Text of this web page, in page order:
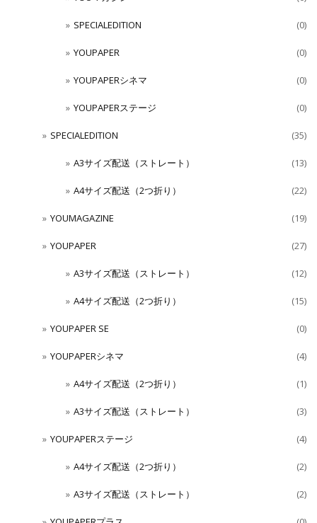
SPECIALEDITION (0)
YOUPAPER (0)
YOUPAPERシネマ (0)
YOUPAPERステージ (0)
SPECIALEDITION (35)
A3サイズ配送（ストレート） (13)
A4サイズ配送（2つ折り） (22)
YOUMAGAZINE (19)
YOUPAPER (27)
A3サイズ配送（ストレート） (12)
A4サイズ配送（2つ折り） (15)
YOUPAPER SE (0)
YOUPAPERシネマ (4)
A4サイズ配送（2つ折り） (1)
A3サイズ配送（ストレート） (3)
YOUPAPERステージ (4)
A4サイズ配送（2つ折り） (2)
A3サイズ配送（ストレート） (2)